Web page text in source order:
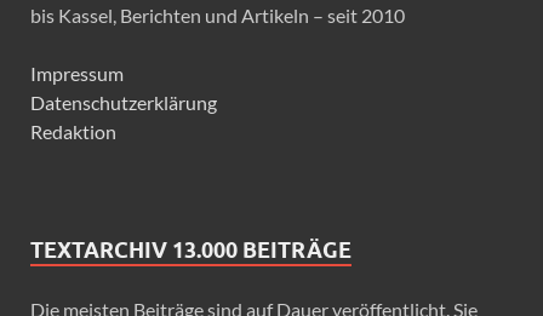
bis Kassel, Berichten und Artikeln – seit 2010
Impressum
Datenschutzerklärung
Redaktion
TEXTARCHIV 13.000 BEITRÄGE
Die meisten Beiträge sind auf Dauer veröffentlicht. Sie